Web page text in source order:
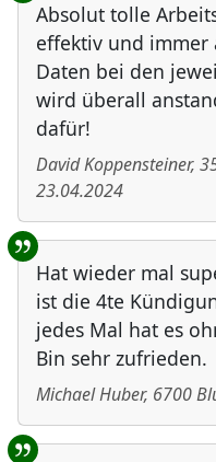
Absolut tolle
effektiv und immer
Daten bei den
wird überall
dafür!
David Koppensteiner,
23.04.2024
Hat wieder mal
ist die 4te
jedes Mal hat es
Bin sehr zufrieden.
Michael Huber, 6700